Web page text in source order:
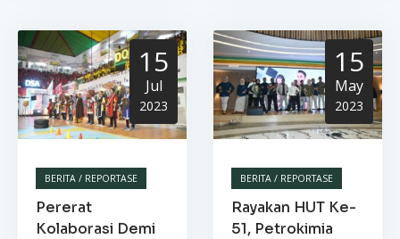
15
Jul
2023
BERITA / REPORTASE
Pererat
Kolaborasi Demi
15
May
2023
BERITA / REPORTASE
Rayakan HUT Ke-
51, Petrokimia